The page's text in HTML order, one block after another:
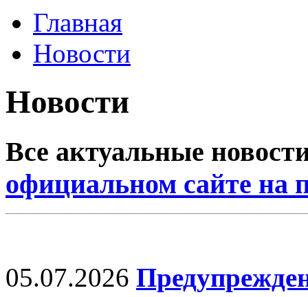
Главная
Новости
Новости
Все актуальные
официальном сайте
05.07.2026